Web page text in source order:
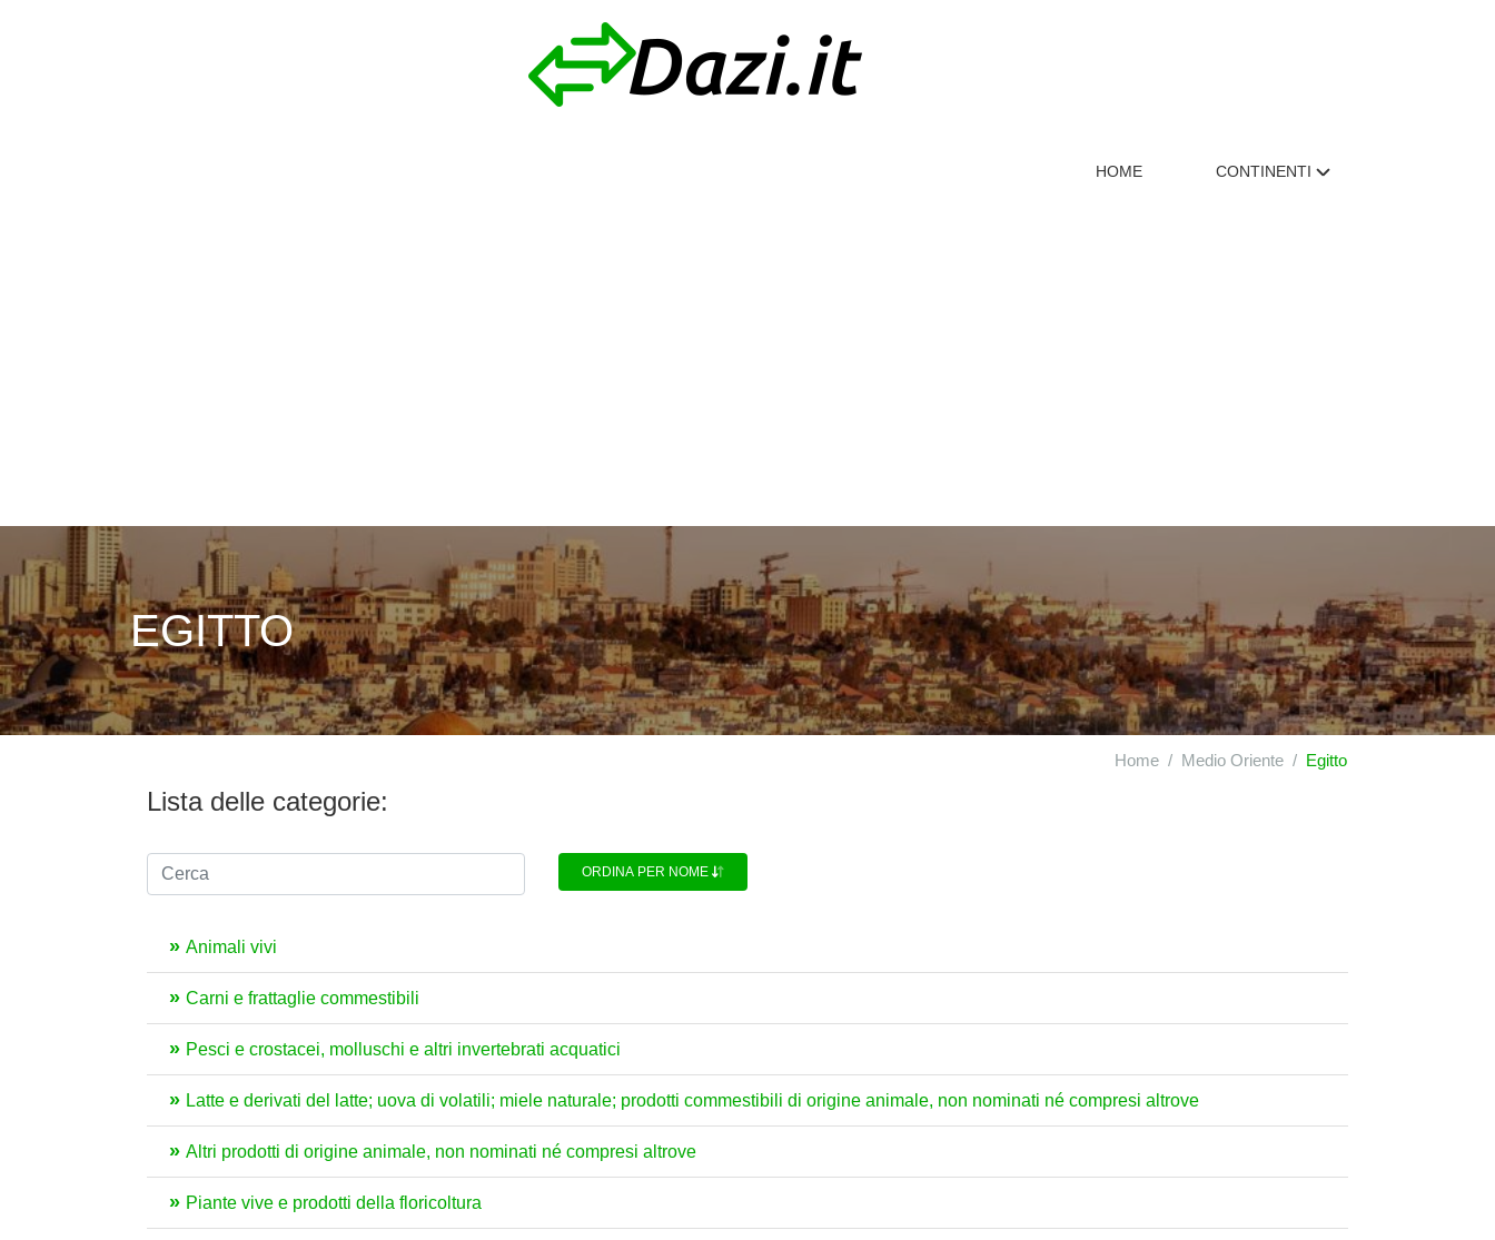
HOME CONTINENTI
EGITTO
Home Medio Oriente Egitto
Lista delle categorie:
ORDINA PER NOME
Animali vivi
Carni e frattaglie commestibili
Pesci e crostacei, molluschi e altri invertebrati acquatici
Latte e derivati del latte; uova di volatili; miele naturale; prodotti commestibili di origine animale, non nominati né compresi altrove
Altri prodotti di origine animale, non nominati né compresi altrove
Piante vive e prodotti della floricoltura